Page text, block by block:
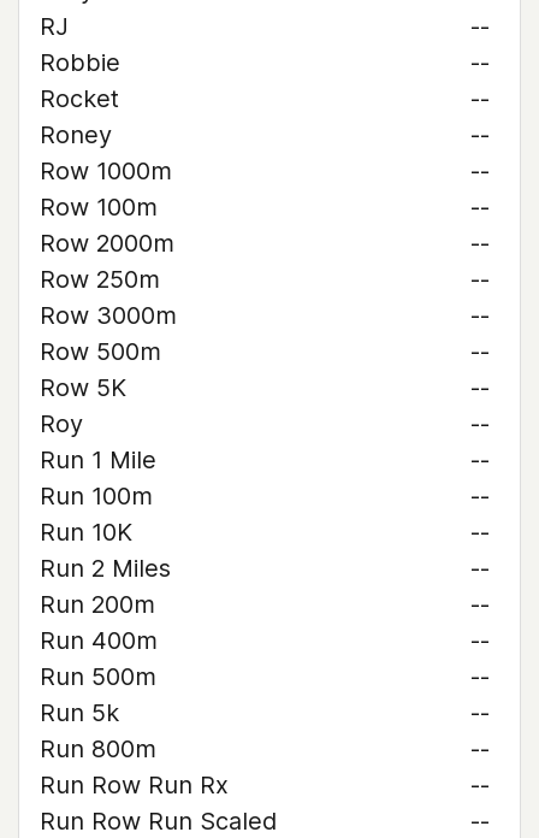
RJ
--
Robbie
--
Rocket
--
Roney
--
Row 1000m
--
Row 100m
--
Row 2000m
--
Row 250m
--
Row 3000m
--
Row 500m
--
Row 5K
--
Roy
--
Run 1 Mile
--
Run 100m
--
Run 10K
--
Run 2 Miles
--
Run 200m
--
Run 400m
--
Run 500m
--
Run 5k
--
Run 800m
--
Run Row Run Rx
--
Run Row Run Scaled
--